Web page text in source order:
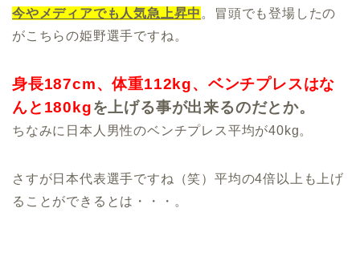
今やメディアでも人気急上昇中 。冒頭でも登場したの
がこちらの姫野選手ですね。
身長187cm、体重112kg、ベンチプレスはな
んと 180kgを上げる事が出来るのだとか。
ちなみに日本人男性のベンチプレス平均が40kg。
さすが日本代表選手ですね（笑）平均の4倍以上も上げ
ることができるとは・・・。